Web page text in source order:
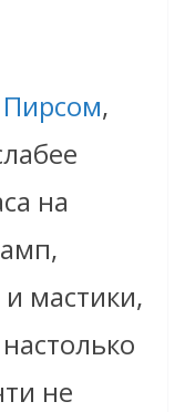
,
на
мастики,
не